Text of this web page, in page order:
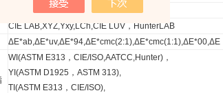
同时测试SCI/SCE
CIE LAB,XYZ,Yxy,LCh,CIE LUV，HunterLAB
ΔE*ab,ΔE*uv,ΔE*94,ΔE*cmc(2:1),ΔE*cmc(1:1),ΔE*00,ΔE
WI(ASTM E313，CIE/ISO,AATCC,Hunter)，
YI(ASTM D1925，ASTM 313),
TI(ASTM E313，CIE/ISO),